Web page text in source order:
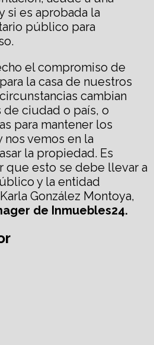
si es aprobada la
público para
el compromiso de
la casa de nuestros
cambian
ciudad o país, o
para mantener los
nos vemos en la
la propiedad. Es
que esto se debe llevar a
y la entidad
González Montoya,
de Inmuebles24.